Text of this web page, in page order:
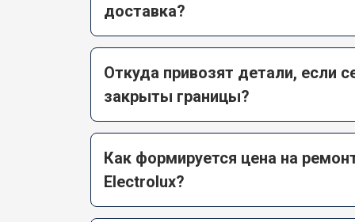
доставка?
Откуда привозят детали, если
закрыты границы?
Как формируется цена на
Electrolux?